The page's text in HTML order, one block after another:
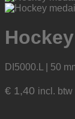
DI5000.L | 50
€ 1,40 incl. btw